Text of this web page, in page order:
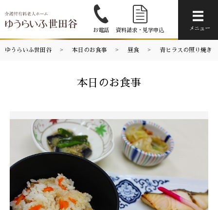
お電話 資料請求・見学申込 メニュー
ゆうらいふ世田谷 本日のお食事 昼食 青ヒラスの照り焼き
本日のお食事